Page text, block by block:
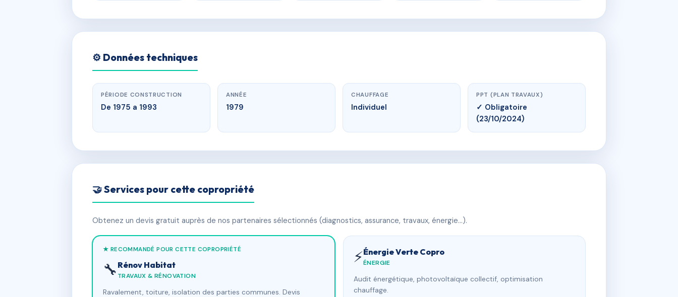
⚙️ Données techniques
PÉRIODE CONSTRUCTION
De 1975 a 1993
ANNÉE
1979
CHAUFFAGE
Individuel
PPT (PLAN TRAVAUX)
✓ Obligatoire
(23/10/2024)
🤝 Services pour cette copropriété
Obtenez un devis gratuit auprès de nos partenaires sélectionnés (diagnostics, assurance, travaux, énergie…).
★ RECOMMANDÉ POUR CETTE COPROPRIÉTÉ
🔧 Rénov Habitat
TRAVAUX & RÉNOVATION
Ravalement, toiture, isolation des parties communes. Devis
⚡Énergie Verte Copro
ÉNERGIE
Audit énergétique, photovoltaïque collectif, optimisation
chauffage.